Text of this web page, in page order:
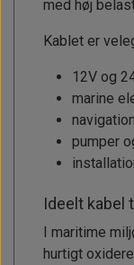
med høj
Kablet er
12V og
marine
pumper
Ideelt kabel
I maritime
hurtigt